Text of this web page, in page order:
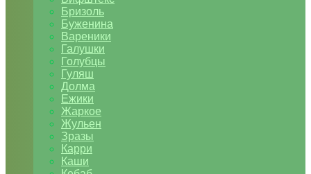
Бризоль
Буженина
Вареники
Галушки
Голубцы
Гуляш
Долма
Ежики
Жаркое
Жульен
Зразы
Карри
Каши